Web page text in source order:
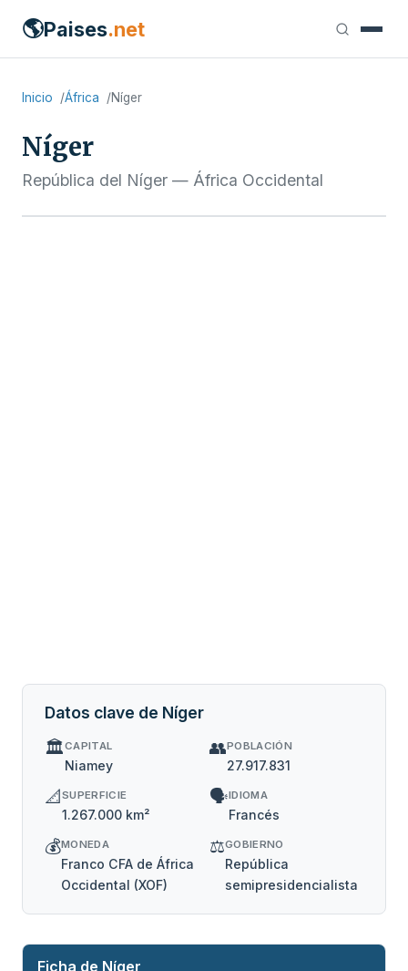
🌎Paises.net
Inicio África Níger
Níger
República del Níger — África Occidental
Datos clave de Níger
🏛️CAPITAL
Niamey
👥POBLACIÓN
27.917.831
📐SUPERFICIE
1.267.000 km²
🗣️IDIOMA
Francés
💰MONEDA
Franco CFA de África
Occidental (XOF)
⚖️GOBIERNO
República
semipresidencialista
Ficha de Níger